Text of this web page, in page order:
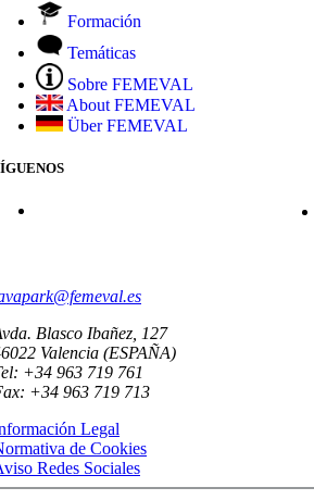
Formación
Temáticas
Sobre FEMEVAL
About FEMEVAL
Über FEMEVAL
Blasco Ibañez, 127
Valencia (ESPAÑA)
+34 963 719 761
+34 963 719 713
Legal
de Cookies
Redes Sociales